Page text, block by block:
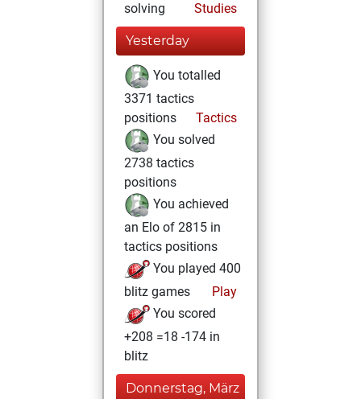
solving
Studies
Yesterday
You totalled
3371 tactics
positions
Tactics
You solved
2738 tactics
positions
You achieved
an Elo of 2815 in
tactics positions
You played 400
blitz games
Play
You scored
+208 =18 -174 in
blitz
Donnerstag, März